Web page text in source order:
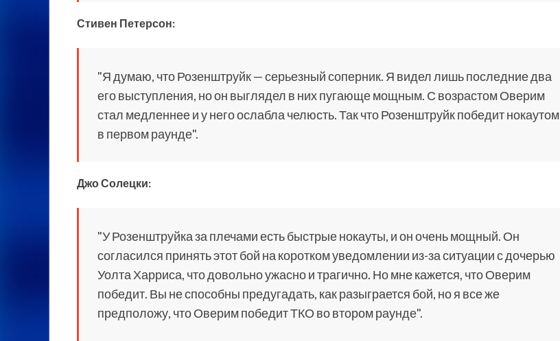
Стивен Петерсон:
"Я думаю, что Розенштруйк — серьезный соперник. Я видел лишь последние два
его выступления, но он выглядел в них пугающе мощным. С возрастом Оверим
стал медленнее и у него ослабла челюсть. Так что Розенштруйк победит нокаутом
в первом раунде".
Джо Солецки:
"У Розенштруйка за плечами есть быстрые нокауты, и он очень мощный. Он
согласился принять этот бой на коротком уведомлении из-за ситуации с дочерью
Уолта Харриса, что довольно ужасно и трагично. Но мне кажется, что Оверим
победит. Вы не способны предугадать, как разыграется бой, но я все же
предположу, что Оверим победит ТКО во втором раунде".